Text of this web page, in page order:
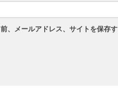
、メールアドレス、サイトを保存す